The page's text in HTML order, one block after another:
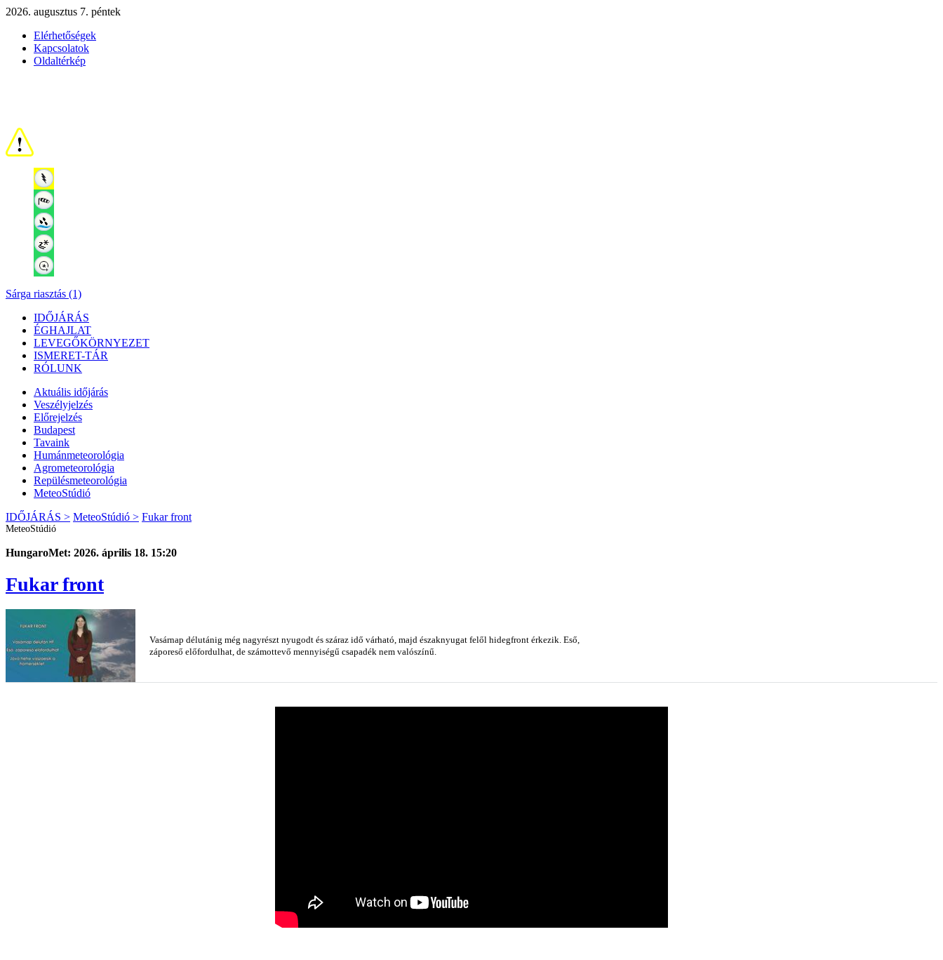
2026. augusztus 7. péntek
Elérhetőségek
Kapcsolatok
Oldaltérkép
Sárga riasztás (1)
IDŐJÁRÁS
ÉGHAJLAT
LEVEGŐKÖRNYEZET
ISMERET-TÁR
RÓLUNK
Aktuális időjárás
Veszélyjelzés
Előrejelzés
Budapest
Tavaink
Humánmeteorológia
Agrometeorológia
Repülésmeteorológia
MeteoStúdió
IDŐJÁRÁS > MeteoStúdió > Fukar front
MeteoStúdió
HungaroMet: 2026. április 18. 15:20
Fukar front
Vasárnap délutánig még nagyrészt nyugodt és száraz idő várható, majd északnyugat felől hidegfront érkezik. Eső,
záporeső előfordulhat, de számottevő mennyiségű csapadék nem valószínű.